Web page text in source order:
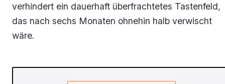
verhindert ein dauerhaft überfrachtetes Tastenfeld,
das nach sechs Monaten ohnehin halb verwischt
wäre.